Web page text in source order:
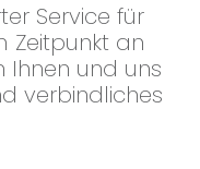
Service für
Zeitpunkt an
Ihnen und uns
verbindliches